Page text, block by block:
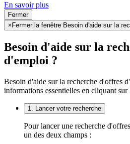
En savoir plus
Fermer
× Fermer la fenêtre Besoin d'aide sur la
Besoin d'aide sur la
d'emploi ?
Besoin d'aide sur la recherche d'offres
informations essentielles en cliquant
1. Lancer votre recherche
Pour lancer une recherche
un des deux champs :